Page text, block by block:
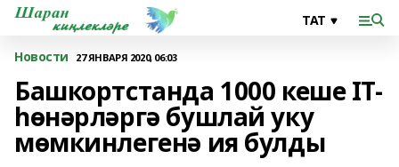
Новости 27 ЯНВАРЯ 2020, 06:03
Башкортстанда 1000 кеше IT-
һөнәрләргә бушлай уку
мөмкинлегенә ия булды